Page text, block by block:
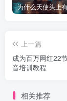
上一篇
成为百万网红22
音培训教程
相关推荐